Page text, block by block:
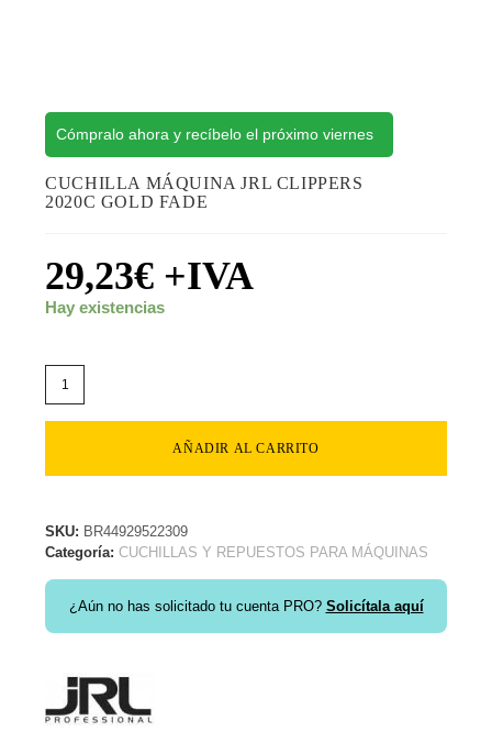
Cómpralo ahora y recíbelo el próximo viernes
CUCHILLA MÁQUINA JRL CLIPPERS
2020C GOLD FADE
29,23€ +IVA
Hay existencias
AÑADIR AL CARRITO
SKU: BR44929522309
Categoría:CUCHILLAS Y REPUESTOS PARA MÁQUINAS
¿Aún no has solicitado tu cuenta PRO? Solicítala aquí